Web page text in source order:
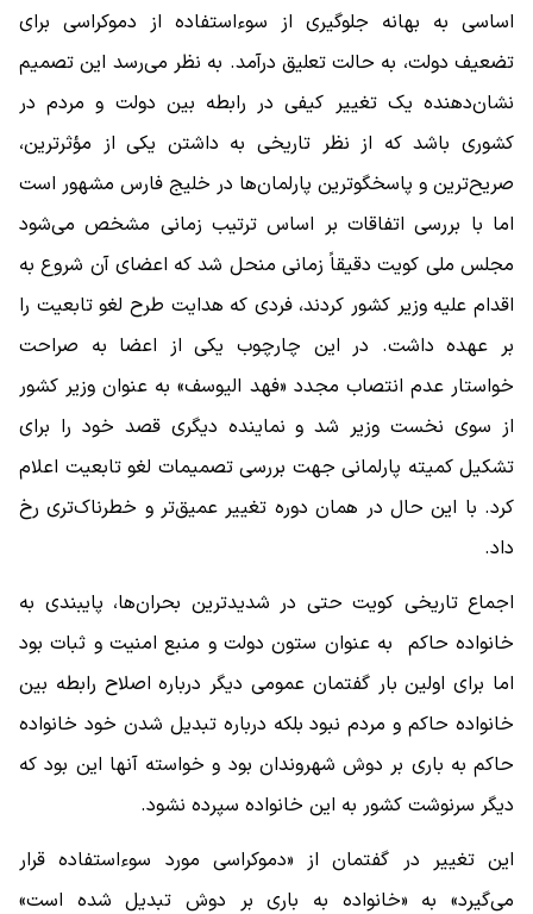
اساسی به بهانه جلوگیری از سوءاستفاده از دموکراسی برای
تضعیف دولت، به حالت تعلیق درآمد. به نظر می‌رسد این تصمیم
نشان‌دهنده یک تغییر کیفی در رابطه بین دولت و مردم در
کشوری باشد که از نظر تاریخی به داشتن یکی از مؤثرترین،
صریح‌ترین و پاسخگوترین پارلمان‌ها در خلیج فارس مشهور است
اما با بررسی اتفاقات بر اساس ترتیب زمانی مشخص می‌شود
مجلس ملی کویت دقیقاً زمانی منحل شد که اعضای آن شروع به
اقدام علیه وزیر کشور کردند، فردی که هدایت طرح لغو تابعیت را
بر عهده داشت. در این چارچوب یکی از اعضا به صراحت
خواستار عدم انتصاب مجدد «فهد الیوسف» به عنوان وزیر کشور
از سوی نخست وزیر شد و نماینده دیگری قصد خود را برای
تشکیل کمیته پارلمانی جهت بررسی تصمیمات لغو تابعیت اعلام
کرد. با این حال در همان دوره تغییر عمیق‌تر و خطرناک‌تری رخ
داد.
اجماع تاریخی کویت حتی در شدیدترین بحران‌ها، پایبندی به
خانواده حاکم به عنوان ستون دولت و منبع امنیت و ثبات بود
اما برای اولین بار گفتمان عمومی دیگر درباره اصلاح رابطه بین
خانواده حاکم و مردم نبود بلکه درباره تبدیل شدن خود خانواده
حاکم به باری بر دوش شهروندان بود و خواسته آنها این بود که
دیگر سرنوشت کشور به این خانواده سپرده نشود.
این تغییر در گفتمان از «دموکراسی مورد سوءاستفاده قرار
می‌گیرد» به «خانواده به باری بر دوش تبدیل شده است»